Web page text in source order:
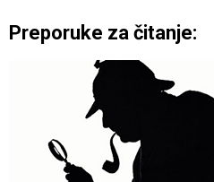
Preporuke za čitanje: